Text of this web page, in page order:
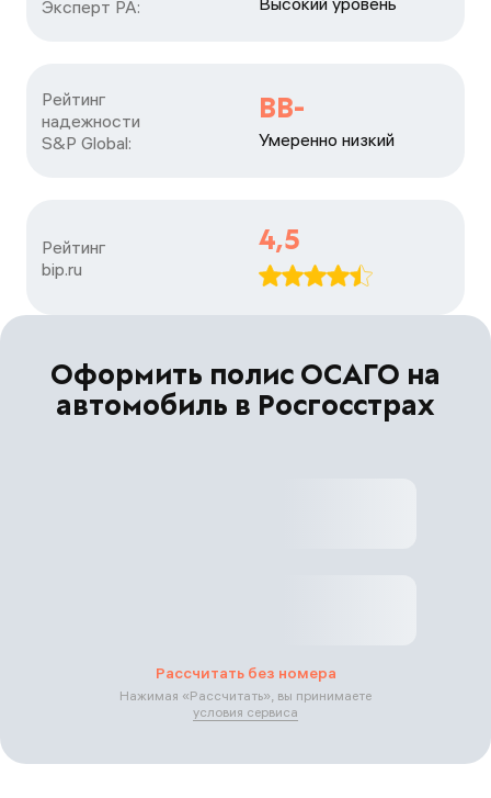
Эксперт РА:
Рейтинг
надежности
S&P Global:
BB-
Умеренно низкий
Рейтинг
bip.ru
4,5
Оформить полис ОСАГО на
автомобиль в Росгосстрах
Рассчитать без номера
Нажимая «Рассчитать», вы принимаете
условия сервиса